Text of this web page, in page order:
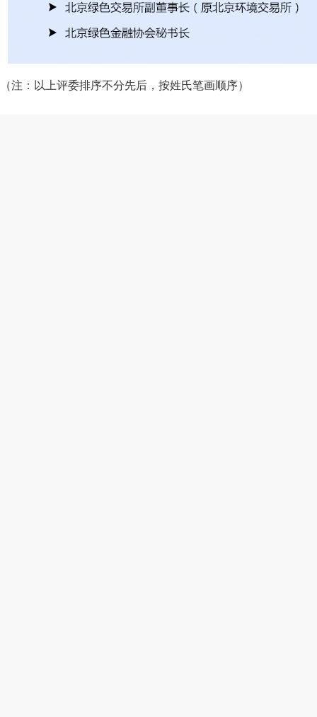
（注：以上评委排序不分先后，按姓氏笔画顺序）